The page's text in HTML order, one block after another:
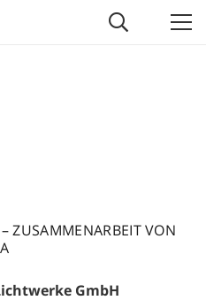
ZUSAMMENARBEIT VON
GmbH